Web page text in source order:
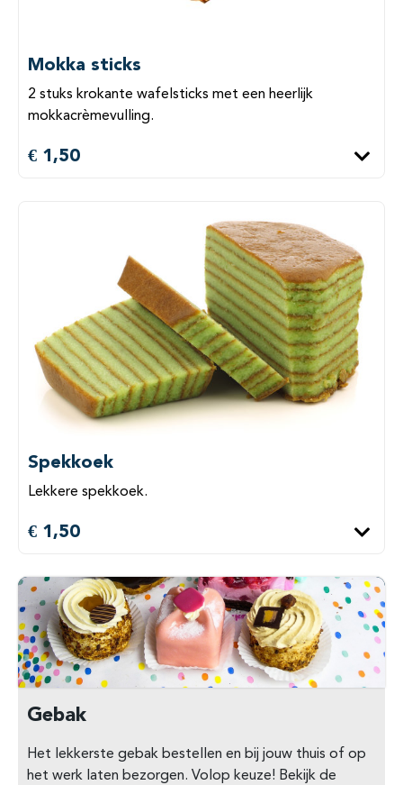
Mokka sticks
2 stuks krokante wafelsticks met een heerlijk
mokkacrèmevulling.
€ 1,50
Spekkoek
Lekkere spekkoek.
€ 1,50
Gebak
Het lekkerste gebak bestellen en bij jouw thuis of op
het werk laten bezorgen. Volop keuze! Bekijk de